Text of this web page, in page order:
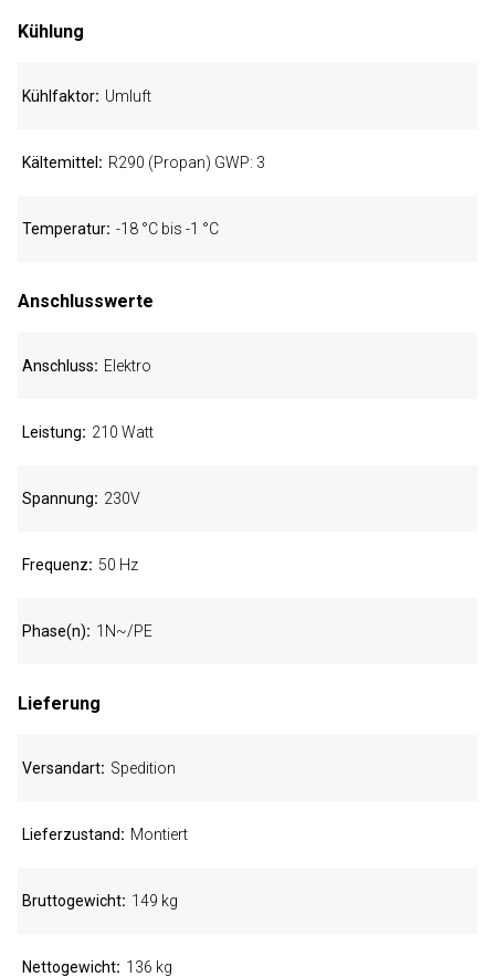
Kühlung
Kühlfaktor Umluft
Kältemittel R290 (Propan) GWP: 3
Temperatur -18 °C bis -1 °C
Anschlusswerte
Anschluss Elektro
Leistung 210 Watt
Spannung 230V
Frequenz 50 Hz
Phase(n) 1N~/PE
Lieferung
Versandart Spedition
Lieferzustand Montiert
Bruttogewicht 149 kg
Nettogewicht 136 kg